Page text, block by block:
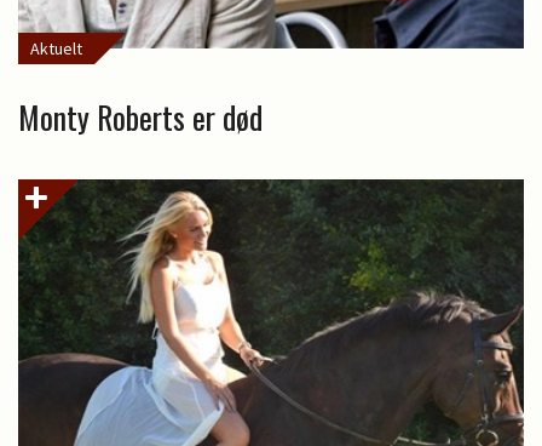
Aktuelt
Monty Roberts er død